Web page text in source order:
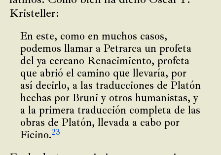
Kristeller:
En este, como en muchos casos,
podemos llamar a Petrarca un profeta
del ya cercano Renacimiento, profeta
que abrió el camino que llevaría, por
así decirlo, a las traducciones de Platón
hechas por Bruni y otros humanistas, y
a la primera traducción completa de las
obras de Platón, llevada a cabo por
Ficino.23